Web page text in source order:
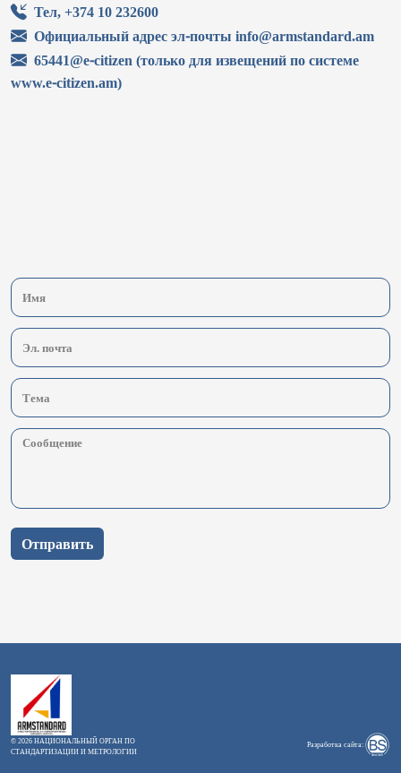
Тел, +374 10 232600
Официальный адрес эл-почты info@armstandard.am
65441@e-citizen (только для извещений по системе
www.e-citizen.am)
Отправить
© 2026 НАЦИОНАЛЬНЫЙ ОРГАН ПО
СТАНДАРТИЗАЦИИ И МЕТРОЛОГИИ
Разработка сайта: